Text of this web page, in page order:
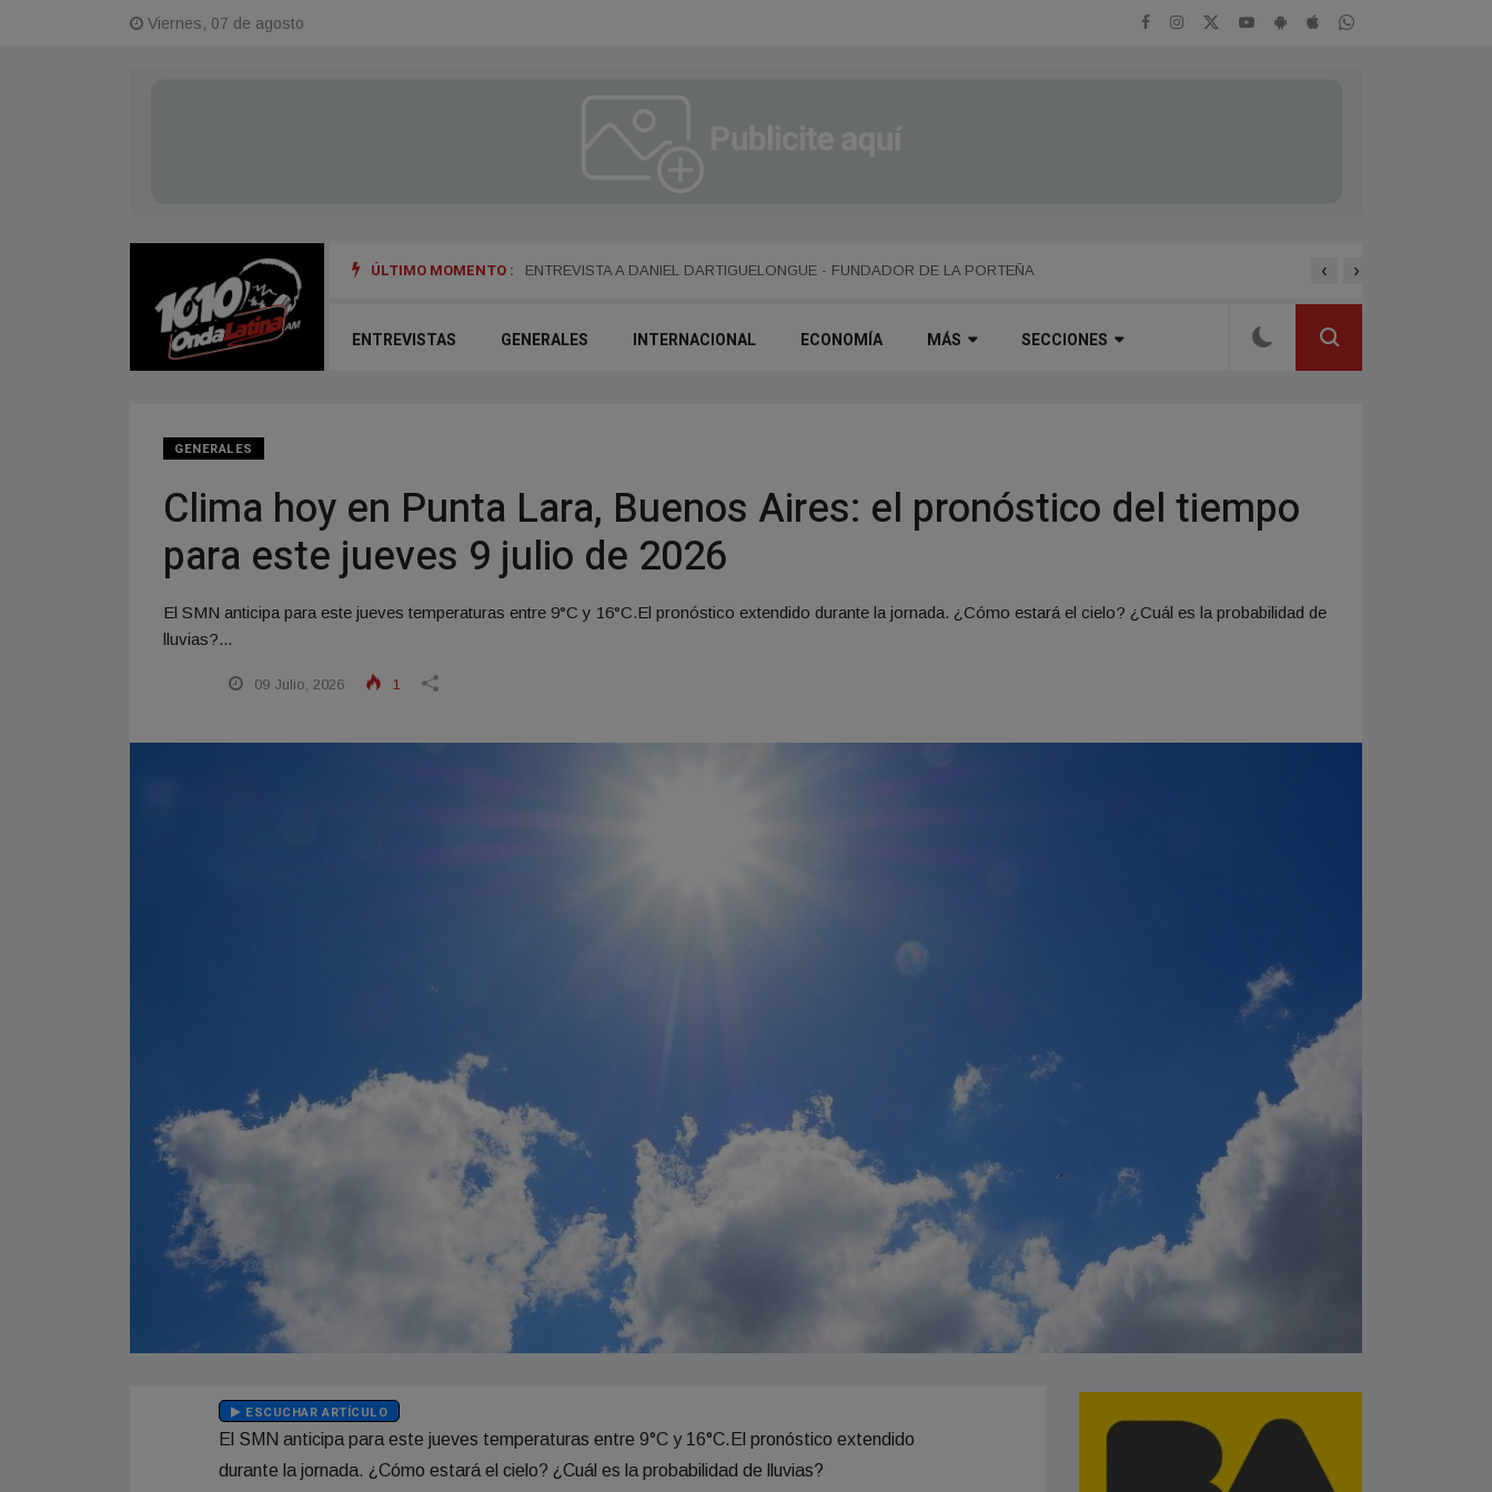
Viernes, 07 de agosto
ÚLTIMO MOMENTO : ENTREVISTA A ALEJANDRO KIM ENTREVISTA A
‹ ›
ENTREVISTAS GENERALES INTERNACIONAL ECONOMÍA MÁS SECCIONES
GENERALES
Clima hoy en Punta Lara, Buenos Aires: el pronóstico del tiempo
para este jueves 9 julio de 2026
El SMN anticipa para este jueves temperaturas entre 9°C y 16°C.El pronóstico extendido durante la jornada. ¿Cómo estará el cielo? ¿Cuál es la probabilidad de
lluvias?...
09 Julio, 2026 1
ESCUCHAR ARTÍCULO
El SMN anticipa para este jueves temperaturas entre 9°C y 16°C.El pronóstico extendido
durante la jornada. ¿Cómo estará el cielo? ¿Cuál es la probabilidad de lluvias?